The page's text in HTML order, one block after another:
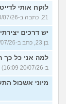
לוקח אותי
21, כתבה ב-20/07/26 16:31)
יש דרכים
בן 23, כתב ב-20/07/26 16:20)
למה אני כל כך
ב-20/07/26 16:09)
מיוני אשכול